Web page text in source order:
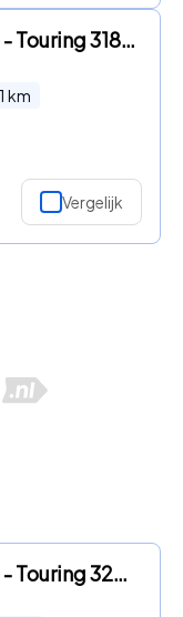
BMW 3-serie - Touring 318i M Sport
km
Vergelijk
BMW 3-serie - Touring 325xi Luxury Line, Clima, Navi, Leder, Xenon, Trekha